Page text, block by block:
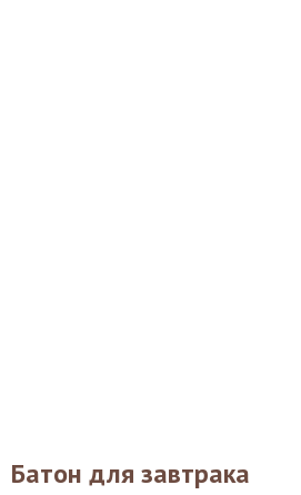
Батон для завтрака